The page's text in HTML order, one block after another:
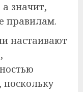
значит,
правилам.
настаивают
поскольку